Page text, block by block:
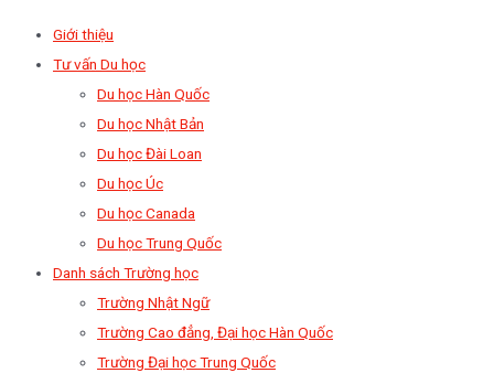
Giới thiệu
Tư vấn Du học
Du học Hàn Quốc
Du học Nhật Bản
Du học Đài Loan
Du học Úc
Du học Canada
Du học Trung Quốc
Danh sách Trường học
Trường Nhật Ngữ
Trường Cao đẳng, Đại học Hàn Quốc
Trường Đại học Trung Quốc